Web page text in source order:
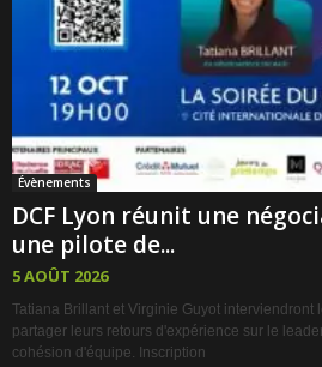
Évènements
DCF Lyon réunit une
une pilote de...
5 AOÛT 2026
Tatiana Brillant et Virginie Guyot interviendront
partager leurs retours d'expérience sur le
cohésion d'équipe. Inscription